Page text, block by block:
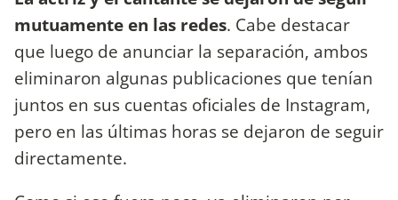
mutuamente en las redes. Cabe destacar
que luego de anunciar la separación, ambos
eliminaron algunas publicaciones que tenían
juntos en sus cuentas oficiales de Instagram,
pero en las últimas horas se dejaron de seguir
directamente.